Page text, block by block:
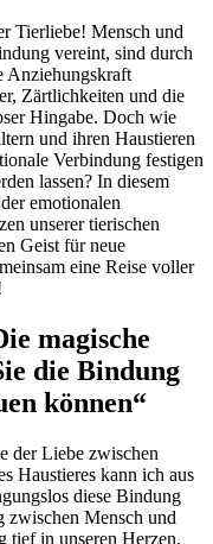
Tierliebe! Mensch und
vereint, ‍sind⁣ durch
Anziehungskraft
Zärtlichkeiten und die
Hingabe. Doch wie
und ihren ⁢Haustieren⁣
Verbindung festigen
lassen? In diesem‌
emotionalen
unserer tierischen
Geist für neue
​eine Reise voller
magische
die Bindung
können“
‌der ⁤Liebe zwischen
Haustieres kann‍ ich aus
diese Bindung
zwischen Mensch und
tief in unseren ⁢Herzen.